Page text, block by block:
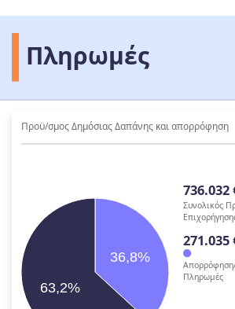
Πληρωμές
Προϋ/σμος Δημόσιας Δαπάνης και απορρόφηση
36,8%
63,2%
736.032
Συνολικός
271.035
Πληρωμές